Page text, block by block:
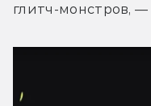
глитч-монстров,